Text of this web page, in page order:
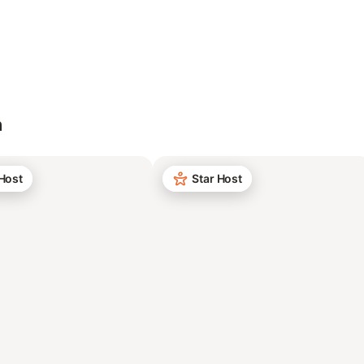
Star Host